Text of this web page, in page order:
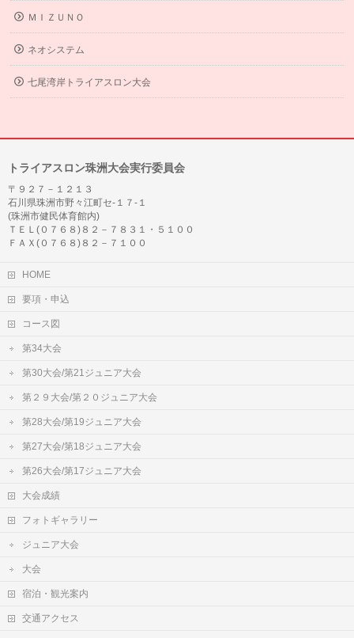
ＭＩＺＵＮＯ
ネオシステム
七尾湾岸トライアスロン大会
トライアスロン珠洲大会実行委員会
〒９２７－１２１３
石川県珠洲市野々江町セ-１７-１
(珠洲市健民体育館内)
ＴＥＬ(０７６８)８２－７８３１・５１００
ＦＡＸ(０７６８)８２－７１００
HOME
要項・申込
コース図
第34大会
第30大会/第21ジュニア大会
第２９大会/第２０ジュニア大会
第28大会/第19ジュニア大会
第27大会/第18ジュニア大会
第26大会/第17ジュニア大会
大会成績
フォトギャラリー
ジュニア大会
大会
宿泊・観光案内
交通アクセス